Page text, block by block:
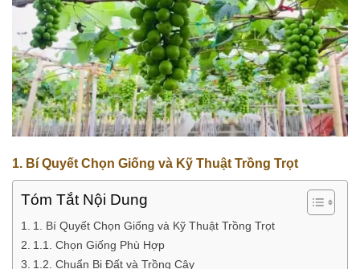
1. Bí Quyết Chọn Giống và Kỹ Thuật Trồng Trọt
Tóm Tắt Nội Dung
1. Bí Quyết Chọn Giống và Kỹ Thuật Trồng Trọt
1.1. Chọn Giống Phù Hợp
1.2. Chuẩn Bị Đất và Trồng Cây